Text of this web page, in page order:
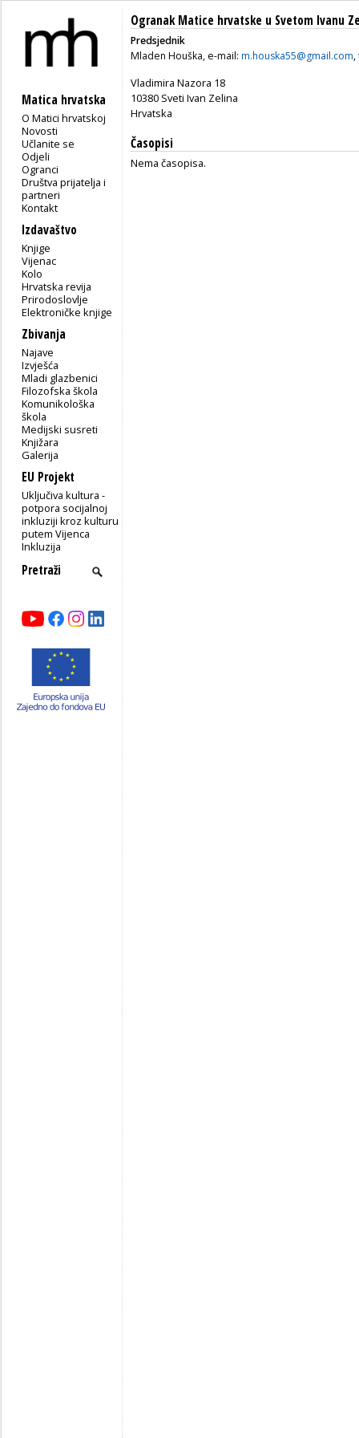
Matica hrvatska
O Matici hrvatskoj
Novosti
Učlanite se
Odjeli
Ogranci
Društva prijatelja i
partneri
Kontakt
Izdavaštvo
Knjige
Vijenac
Kolo
Hrvatska revija
Prirodoslovlje
Elektroničke knjige
Zbivanja
Najave
Izvješća
Mladi glazbenici
Filozofska škola
Komunikološka
škola
Medijski susreti
Knjižara
Galerija
EU Projekt
Uključiva kultura -
potpora socijalnoj
inkluziji kroz kulturu
putem Vijenca
Inkluzija
Ogranak Matice hrvatske u Svetom Ivanu
Predsjednik
Mladen Houška, e-mail: m.houska55@gmail.com,
Vladimira Nazora 18
10380 Sveti Ivan Zelina
Hrvatska
Časopisi
Nema časopisa.